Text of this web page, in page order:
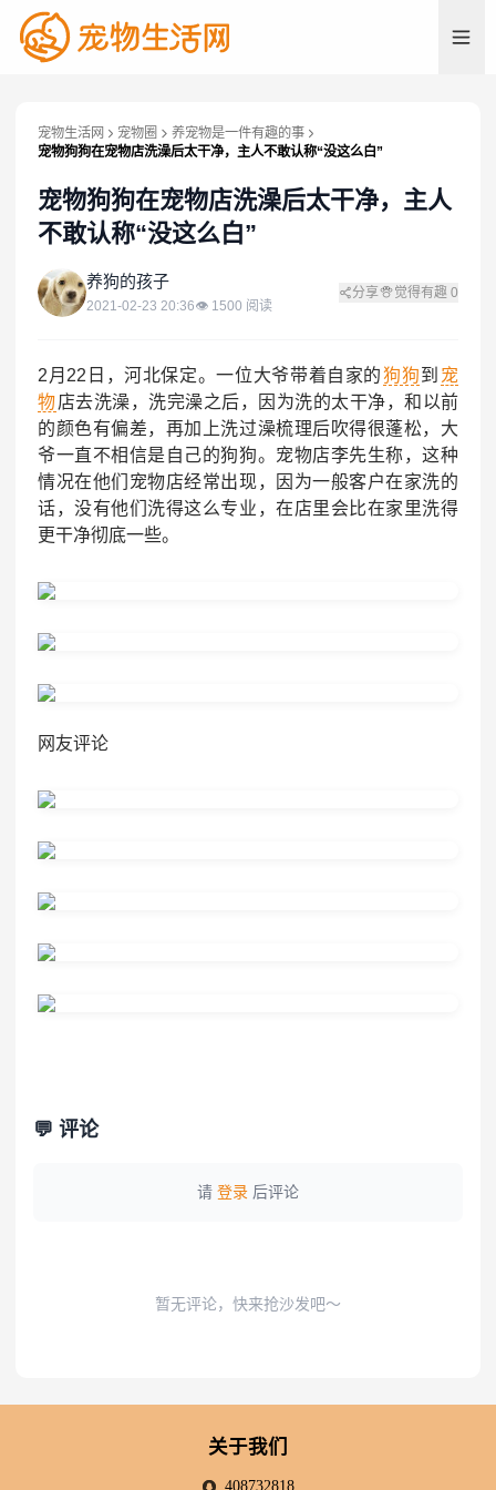
宠物生活网 宠物圈
养宠物是一件有趣的事
宠物狗狗在宠物店洗澡后太干净，主人不敢认称“没这么白”
宠物狗狗在宠物店洗澡后太干净，主人
不敢认称“没这么白”
养 养狗的孩子
2021-02-23 20:36👁 1500 阅读
分享 觉得有趣 0
2月22日，河北保定。一位大爷带着自家的狗狗到 宠
物店去洗澡，洗完澡之后，因为洗的太干净，和以前
的颜色有偏差，再加上洗过澡梳理后吹得很蓬松，大
爷一直不相信是自己的狗狗。宠物店李先生称，这种
情况在他们宠物店经常出现，因为一般客户在家洗的
话，没有他们洗得这么专业，在店里会比在家里洗得
更干净彻底一些。
网友评论
💬 评论
请 登录 后评论
暂无评论，快来抢沙发吧～
关于我们
408732818